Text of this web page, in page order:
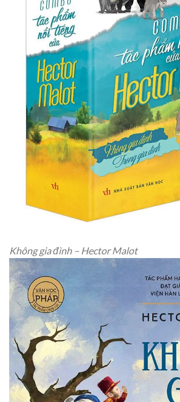
Không gia đình – Hector Malot